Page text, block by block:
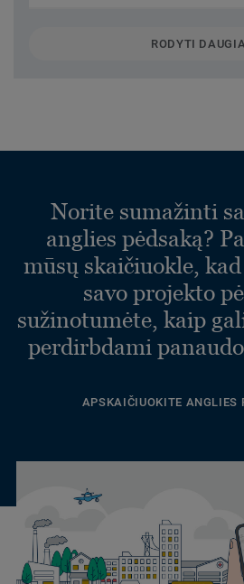
RODYTI
Norite sumažinti
anglies pėdsaką?
mūsų skaičiuokle,
savo projekto
sužinotumėte, kaip
perdirbdami
APSKAIČIUOKITE ANGLIES